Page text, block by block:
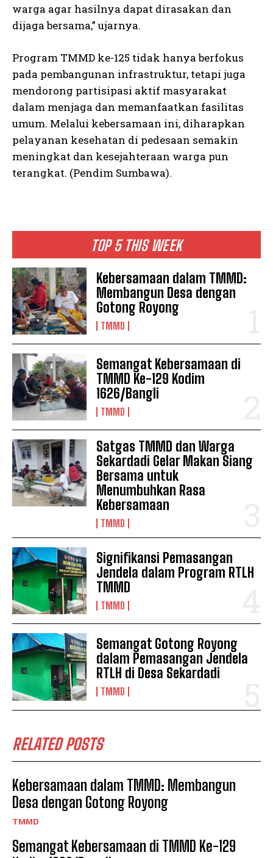
TOP 5 THIS WEEK
Kebersamaan dalam TMMD:
Membangun Desa dengan
Gotong Royong
TMMD
Semangat Kebersamaan di
TMMD Ke-129 Kodim
1626/Bangli
TMMD
Satgas TMMD dan Warga
Sekardadi Gelar Makan Siang
Bersama untuk
Menumbuhkan Rasa
Kebersamaan
TMMD
Signifikansi Pemasangan
Jendela dalam Program RTLH
TMMD
TMMD
Semangat Gotong Royong
dalam Pemasangan Jendela
RTLH di Desa Sekardadi
TMMD
RELATED POSTS
Kebersamaan dalam TMMD: Membangun
Desa dengan Gotong Royong
TMMD
Semangat Kebersamaan di TMMD Ke-129
warga agar hasilnya dapat dirasakan dan
dijaga bersama,” ujarnya.
Program TMMD ke-125 tidak hanya berfokus
pada pembangunan infrastruktur, tetapi juga
mendorong partisipasi aktif masyarakat
dalam menjaga dan memanfaatkan fasilitas
umum. Melalui kebersamaan ini, diharapkan
pelayanan kesehatan di pedesaan semakin
meningkat dan kesejahteraan warga pun
terangkat. (Pendim Sumbawa).